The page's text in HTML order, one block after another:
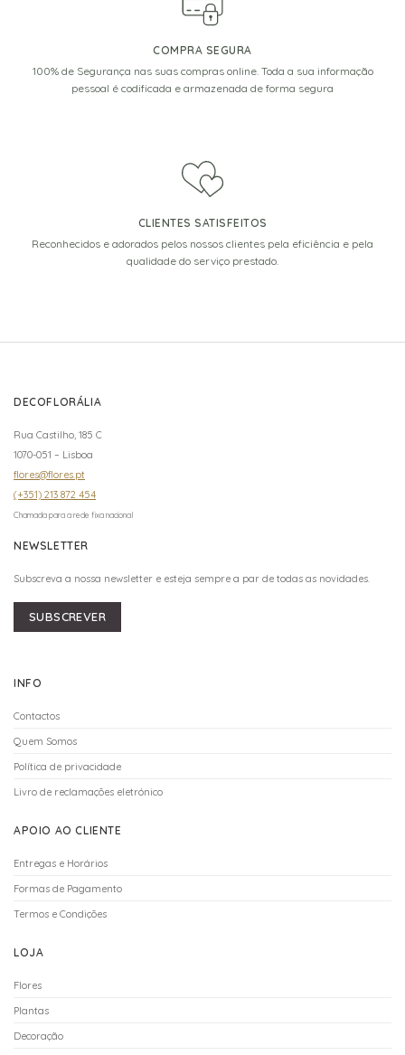
COMPRA SEGURA
100% de Segurança nas suas compras online. Toda a sua informação
pessoal é codificada e armazenada de forma segura
CLIENTES SATISFEITOS
Reconhecidos e adorados pelos nossos clientes pela eficiência e pela
qualidade do serviço prestado.
DECOFLORÁLIA
Rua Castilho, 185 C
1070-051 – Lisboa
flores@flores.pt
(+351) 213 872 454
Chamada para a rede fixa nacional
NEWSLETTER
Subscreva a nossa newsletter e esteja sempre a par de todas as novidades.
SUBSCREVER
INFO
Contactos
Quem Somos
Política de privacidade
Livro de reclamações eletrónico
APOIO AO CLIENTE
Entregas e Horários
Formas de Pagamento
Termos e Condições
LOJA
Flores
Plantas
Decoração